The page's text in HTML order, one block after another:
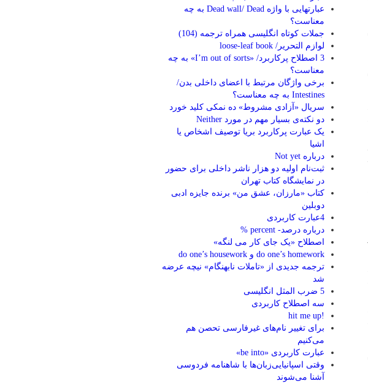
عبارتهایی با واژه Dead wall/ Dead به چه
معناست؟
جملات کوتاه انگلیسی همراه ترجمه (104)
لوازم التحریر/ loose-leaf book
3 اصطلاح پرکاربرد/ «I’m out of sorts» به چه
معناست؟
برخی واژگان مرتبط با اعضای داخلی بدن/
Intestines به چه معناست؟
سریال «آزادی مشروط» ده نمکی کلید خورد
دو نکته‌ی بسیار مهم در مورد Neither
یک عبارت پرکاربرد بریا توصیف اشخاص یا
اشیا
درباره Not yet
ثبت‌نام اولیه دو هزار ناشر داخلی برای حضور
در نمایشگاه کتاب تهران
کتاب «مارزان، عشق من» برنده جایزه ادبی
دوبلین
4عبارت کاربردی
درباره درصد- percent %
اصطلاح «یک جای کار می لنگه»
do one’s homework و do one’s housework
ترجمه جدیدی از «تاملات نابهنگام» نیچه عرضه
شد
5 ضرب المثل انگلیسی
سه اصطلاح کاربردی
!hit me up
برای تغییر نام‌های غیرفارسی تحصن هم
می‌کنیم
عبارت کاربردی «be into»
وقتی اسپانیایی‌زبان‌ها با شاهنامه فردوسی
آشنا می‌شوند